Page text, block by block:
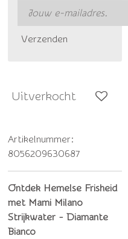
Verzenden
Uitverkocht
Artikelnummer:
8056209630687
Ontdek Hemelse Frisheid
met Mami Milano
Strijkwater - Diamante
Bianco